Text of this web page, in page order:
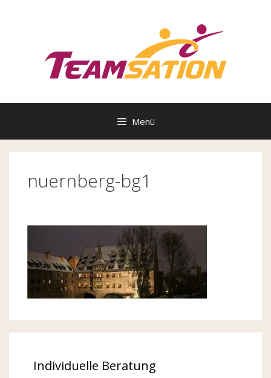
Menü
nuernberg-bg1
Individuelle Beratung